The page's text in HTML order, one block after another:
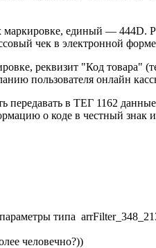
единый — 444D.
чек в электронной
реквизит "Код товара"
пользователя онлайн
в ТЕГ 1162
о коде в честный
типа
человечно?))